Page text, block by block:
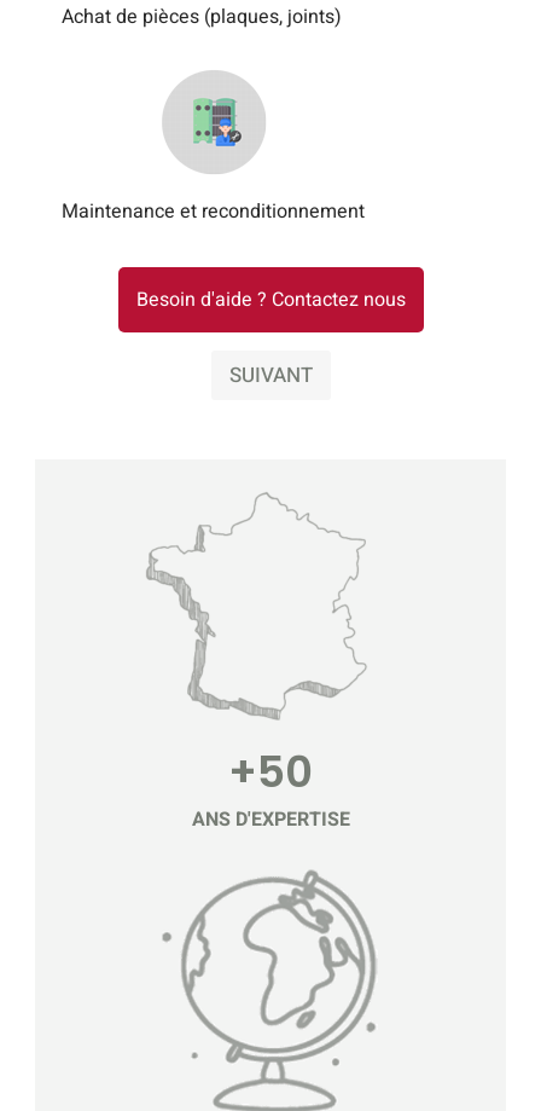
Achat de pièces (plaques, joints)
Maintenance et reconditionnement
Besoin d'aide ? Contactez nous
SUIVANT
+50
ANS D'EXPERTISE